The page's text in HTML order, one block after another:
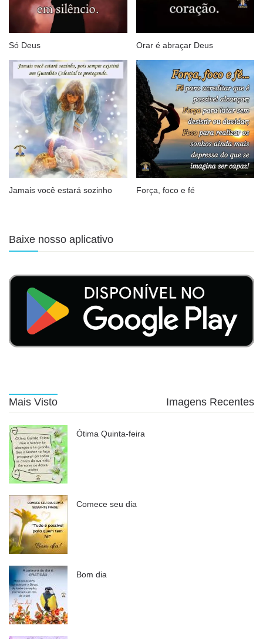
Só Deus Orar é abraçar Deus
Jamais você estará sozinho Força, foco e fé
Baixe nosso aplicativo
Mais Visto Imagens Recentes
Ótima Quinta-feira
Comece seu dia
Bom dia